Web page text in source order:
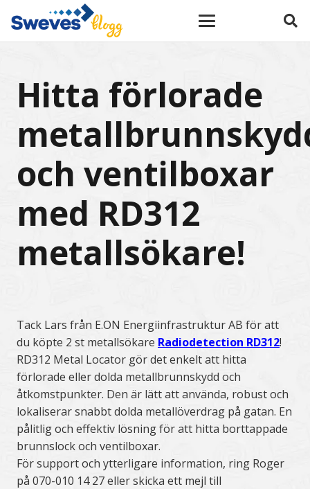
Hitta förlorade
och ventilboxar
med RD312
metallsökare!
Tack Lars från E.ON Energiinfrastruktur AB för att
du köpte 2 st metallsökare Radiodetection RD312!
RD312 Metal Locator gör det enkelt att hitta
förlorade eller dolda metallbrunnskydd och
åtkomstpunkter. Den är lätt att använda, robust och
lokaliserar snabbt dolda metallöverdrag på gatan. En
pålitlig och effektiv lösning för att hitta borttappade
brunnslock och ventilboxar.
För support och ytterligare information, ring Roger
på 070-010 14 27 eller skicka ett mejl till